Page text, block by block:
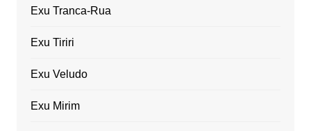
Exu Tranca-Rua
Exu Tiriri
Exu Veludo
Exu Mirim